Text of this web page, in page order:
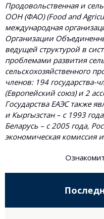
Продовольственная и
ООН (ФАО) (Food and
международная
Организации
ведущей структурой в
проблемами развития
сельскохозяйственного
членов: 194 государства-
(Европейский союз) и 2
Государства ЕАЭС также
и Кыргызстан – с 1993
Беларусь – с 2005 года,
экономическая комиссия